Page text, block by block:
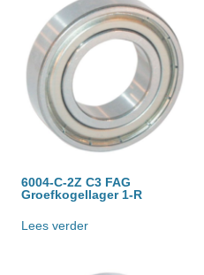
6004-C-2Z C3 FAG
Groefkogellager 1-R
Lees verder